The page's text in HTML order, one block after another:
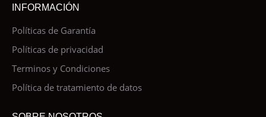
INFORMACIÓN
Políticas de Garantía
Políticas de privacidad
Terminos y Condiciones
Política de tratamiento de datos